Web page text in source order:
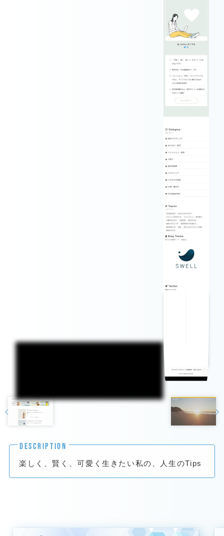
DESCRIPTION
楽しく、賢く、可愛く生きたい私の、人生のTips